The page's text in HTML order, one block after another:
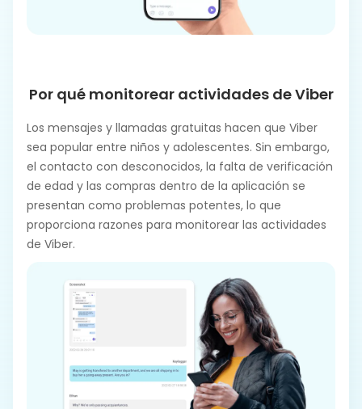
Por qué monitorear actividades de Viber
Los mensajes y llamadas gratuitas hacen que Viber
sea popular entre niños y adolescentes. Sin embargo,
el contacto con desconocidos, la falta de verificación
de edad y las compras dentro de la aplicación se
presentan como problemas potentes, lo que
proporciona razones para monitorear las actividades
de Viber.